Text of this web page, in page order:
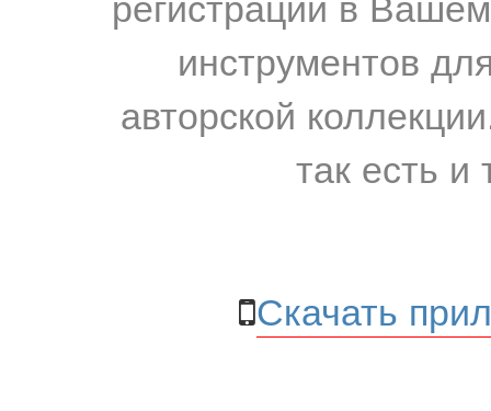
инструментов
авторской
так есть и
Скачать